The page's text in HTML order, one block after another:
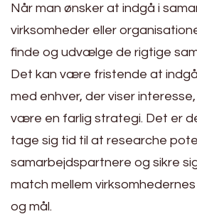
Når man ønsker at indgå i
virksomheder eller
finde og udvælge de rigtige
Det kan være fristende at
med enhver, der viser
være en farlig strategi. Det er
tage sig tid til at researche
samarbejdspartnere og sikre
match mellem
og mål.